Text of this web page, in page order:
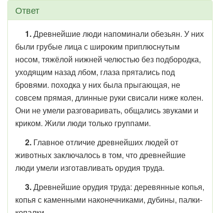
Ответ
1.Древнейшие люди напоминали обезьян. У них
были грубые лица с широким приплюснутым
носом, тяжёлой нижней челюстью без подбородка,
уходящим назад лбом, глаза прятались под
бровями. походка у них была прыгающая, не
совсем прямая, длинные руки свисали ниже колен.
Они не умели разговаривать, общались звуками и
криком. Жили люди только группами.
2. Главное отличие древнейших людей от
животных заключалось в том, что древнейшие
люди умели изготавливать орудия труда.
3.Древнейшие орудия труда: деревянные копья,
копья с каменными наконечниками, дубины, палки-